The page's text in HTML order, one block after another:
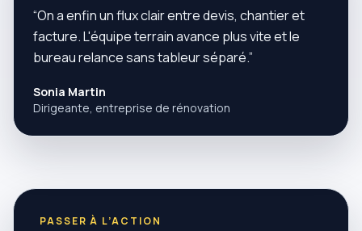
“On a enfin un flux clair entre devis, chantier et
facture. L'équipe terrain avance plus vite et le
bureau relance sans tableur séparé.”
Sonia Martin
Dirigeante, entreprise de rénovation
PASSER À L’ACTION